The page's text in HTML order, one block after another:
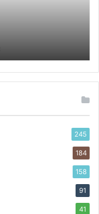
245
184
158
91
41